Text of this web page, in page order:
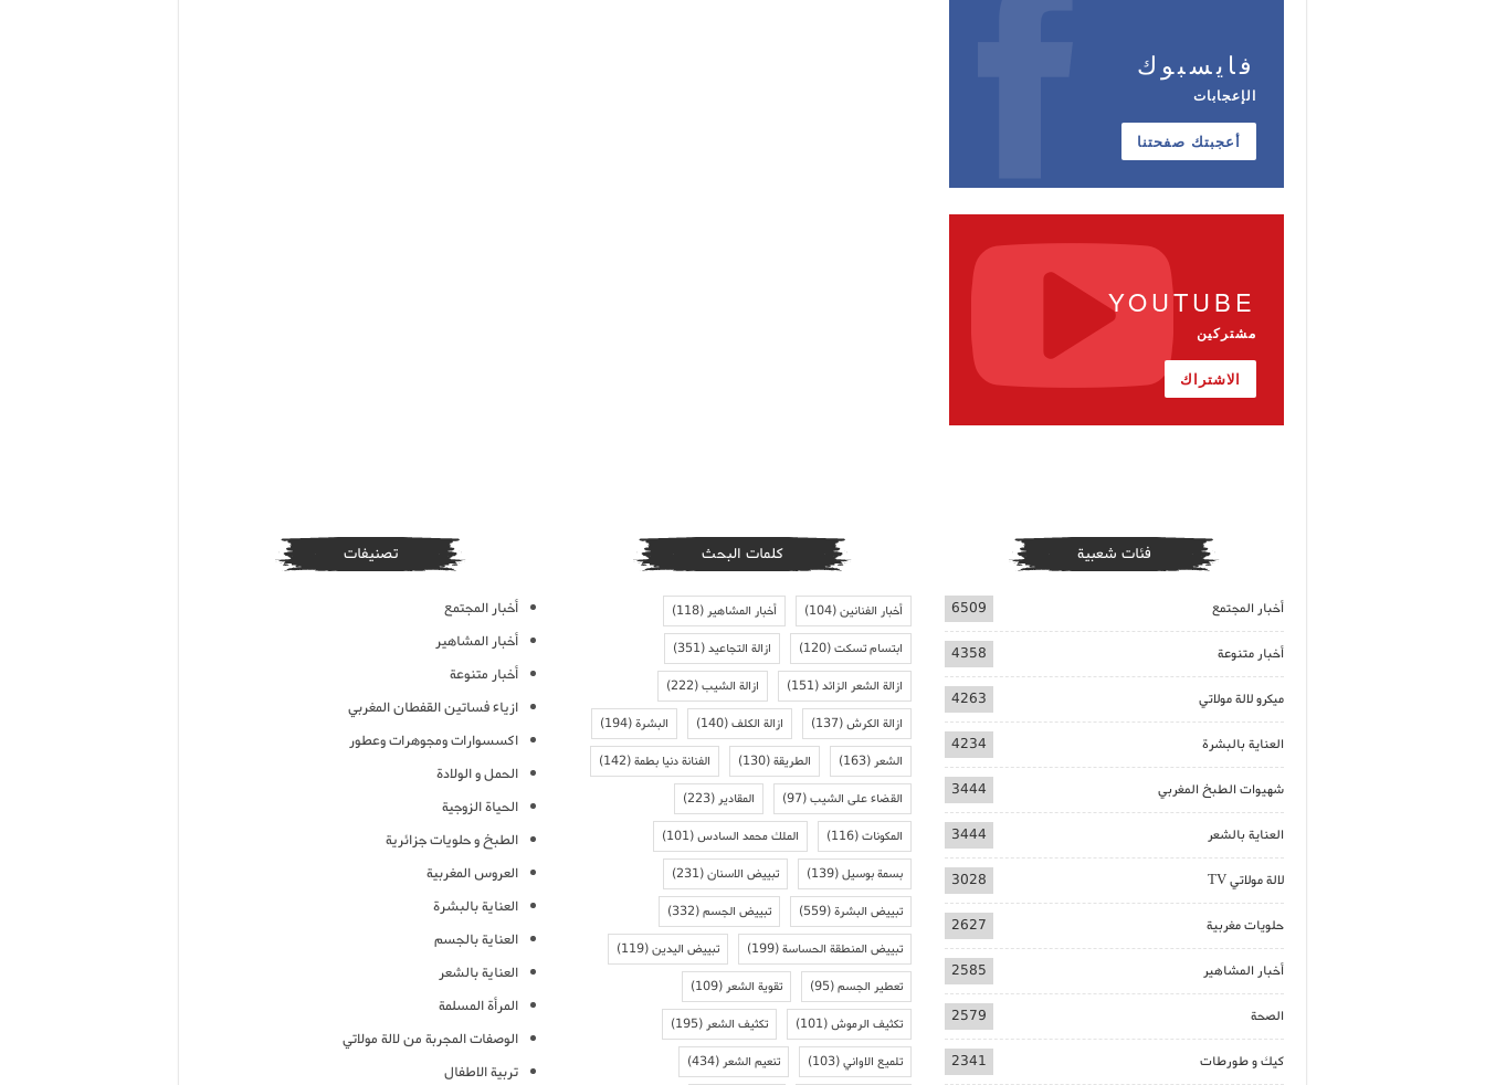
فايسبوك
الإعجابات
أعجبتك صفحتنا
YOUTUBE
مشتركين
الاشتراك
فئات شعبية
أخبار المجتمع 6509
أخبار متنوعة 4358
ميكرو لالة مولاتي 4263
العناية بالبشرة 4234
شهيوات الطبخ المغربي 3444
العناية بالشعر 3444
لالة مولاتي TV 3028
حلويات مغربية 2627
أخبار المشاهير 2585
الصحة 2579
كيك و طورطات 2341
كلمات البحث
أخبار الفنانين(104) أخبار المشاهير(118)
ابتسام تسكت(120) ازالة التجاعيد(351)
ازالة الشعر الزائد(151) ازالة الشيب(222)
ازالة الكرش(137) ازالة الكلف(140) البشرة(194)
الشعر(163) الطريقة(130) الفنانة دنيا بطمة(142)
القضاء على الشيب(97) المقادير(223)
المكونات(116) الملك محمد السادس(101)
بسمة بوسيل(139) تبييض الاسنان(231)
تبييض البشرة(559) تبييض الجسم(332)
تبييض المنطقة الحساسة(199) تبييض اليدين(119)
تعطير الجسم(95) تقوية الشعر(109)
تكثيف الرموش(101) تكثيف الشعر(195)
تلميع الاواني(103) تنعيم الشعر(434)
تصنيفات
أخبار المجتمع
أخبار المشاهير
أخبار متنوعة
ازياء فساتين القفطان المغربي
اكسسوارات ومجوهرات وعطور
الحمل و الولادة
الحياة الزوجية
الطبخ و حلويات جزائرية
العروس المغربية
العناية بالبشرة
العناية بالجسم
العناية بالشعر
المرأة المسلمة
الوصفات المجربة من لالة مولاتي
تربية الاطفال